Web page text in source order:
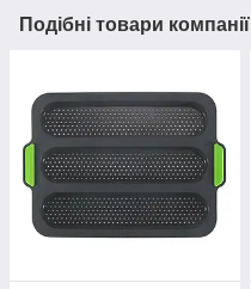
Подібні товари компанії